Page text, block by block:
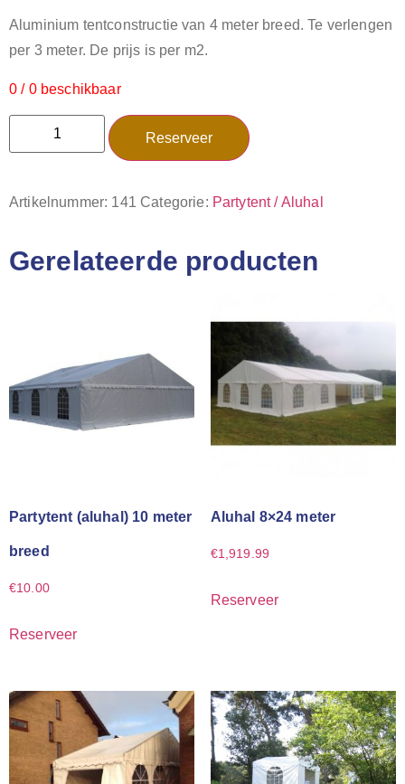
Aluminium tentconstructie van 4 meter breed. Te verlengen
per 3 meter. De prijs is per m2.
0 / 0 beschikbaar
Reserveer
Artikelnummer: 141 Categorie: Partytent / Aluhal
Gerelateerde producten
Partytent (aluhal) 10 meter
breed
€10.00
Reserveer
Aluhal 8×24 meter
€1,919.99
Reserveer